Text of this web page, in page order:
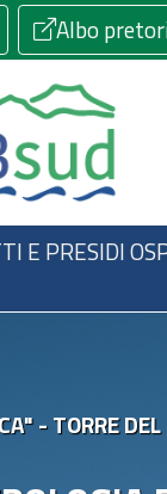
Albo
E PRESIDI
- TORRE DEL